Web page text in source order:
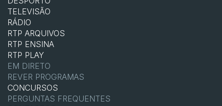
TELEVISÃO
RÁDIO
RTP ARQUIVOS
RTP ENSINA
RTP PLAY
EM DIRETO
REVER PROGRAMAS
CONCURSOS
PERGUNTAS FREQUENTES